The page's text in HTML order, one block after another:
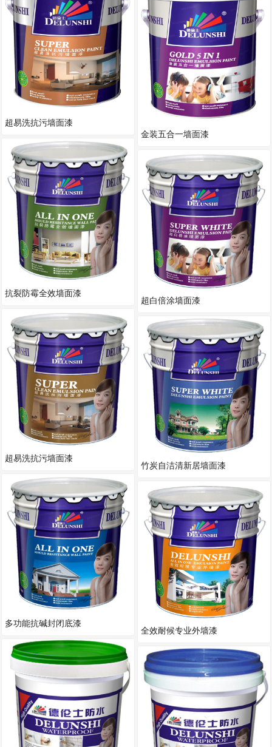
超易洗抗污墙面漆
抗裂防霉全效墙面漆
超易洗抗污墙面漆
多功能抗碱封闭底漆
金装五合一墙面漆
超白倍涂墙面漆
竹炭自洁清新居墙面漆
全效耐候专业外墙漆